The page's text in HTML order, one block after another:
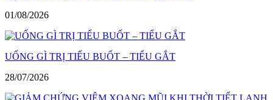
01/08/2026
UỐNG GÌ TRỊ TIỂU BUỐT – TIỂU GẮT
28/07/2026